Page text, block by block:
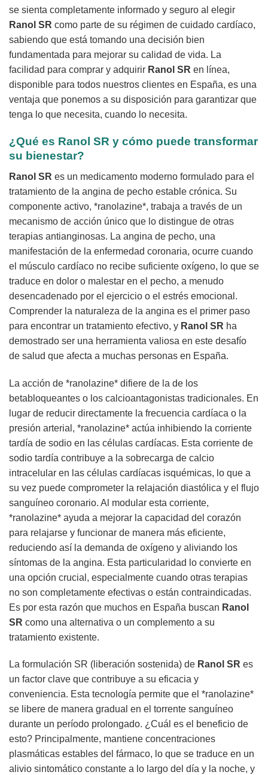
se sienta completamente informado y seguro al elegir
Ranol SR como parte de su régimen de cuidado cardíaco,
sabiendo que está tomando una decisión bien
fundamentada para mejorar su calidad de vida. La
facilidad para comprar y adquirir Ranol SR en línea,
disponible para todos nuestros clientes en España, es una
ventaja que ponemos a su disposición para garantizar que
tenga lo que necesita, cuando lo necesita.
¿Qué es Ranol SR y cómo puede transformar
su bienestar?
Ranol SR es un medicamento moderno formulado para el
tratamiento de la angina de pecho estable crónica. Su
componente activo, *ranolazine*, trabaja a través de un
mecanismo de acción único que lo distingue de otras
terapias antianginosas. La angina de pecho, una
manifestación de la enfermedad coronaria, ocurre cuando
el músculo cardíaco no recibe suficiente oxígeno, lo que se
traduce en dolor o malestar en el pecho, a menudo
desencadenado por el ejercicio o el estrés emocional.
Comprender la naturaleza de la angina es el primer paso
para encontrar un tratamiento efectivo, y Ranol SR ha
demostrado ser una herramienta valiosa en este desafío
de salud que afecta a muchas personas en España.
La acción de *ranolazine* difiere de la de los
betabloqueantes o los calcioantagonistas tradicionales. En
lugar de reducir directamente la frecuencia cardíaca o la
presión arterial, *ranolazine* actúa inhibiendo la corriente
tardía de sodio en las células cardíacas. Esta corriente de
sodio tardía contribuye a la sobrecarga de calcio
intracelular en las células cardíacas isquémicas, lo que a
su vez puede comprometer la relajación diastólica y el flujo
sanguíneo coronario. Al modular esta corriente,
*ranolazine* ayuda a mejorar la capacidad del corazón
para relajarse y funcionar de manera más eficiente,
reduciendo así la demanda de oxígeno y aliviando los
síntomas de la angina. Esta particularidad lo convierte en
una opción crucial, especialmente cuando otras terapias
no son completamente efectivas o están contraindicadas.
Es por esta razón que muchos en España buscan Ranol
SR como una alternativa o un complemento a su
tratamiento existente.
La formulación SR (liberación sostenida) de Ranol SR es
un factor clave que contribuye a su eficacia y
conveniencia. Esta tecnología permite que el *ranolazine*
se libere de manera gradual en el torrente sanguíneo
durante un período prolongado. ¿Cuál es el beneficio de
esto? Principalmente, mantiene concentraciones
plasmáticas estables del fármaco, lo que se traduce en un
alivio sintomático constante a lo largo del día y la noche, y